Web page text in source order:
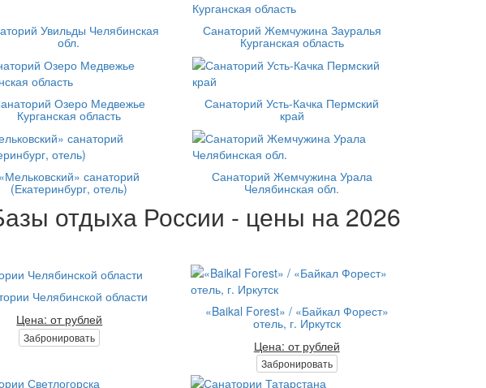
Увильды Челябинская
обл.
Санаторий Жемчужина Зауралья
Курганская область
Озеро Медвежье
Курганская область
Санаторий Усть-Качка Пермский
край
«Мельковский» санаторий
(Екатеринбург, отель)
Санаторий Жемчужина Урала
Челябинская обл.
отдыха России - цены на 2026
Челябинской области
Цена: от рублей
Забронировать
«Baikal Forest» / «Байкал Форест»
отель, г. Иркутск
Цена: от рублей
Забронировать